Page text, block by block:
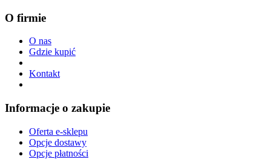
O firmie
O nas
Gdzie kupić
Kontakt
Informacje o zakupie
Oferta e-sklepu
Opcje dostawy
Opcje płatności